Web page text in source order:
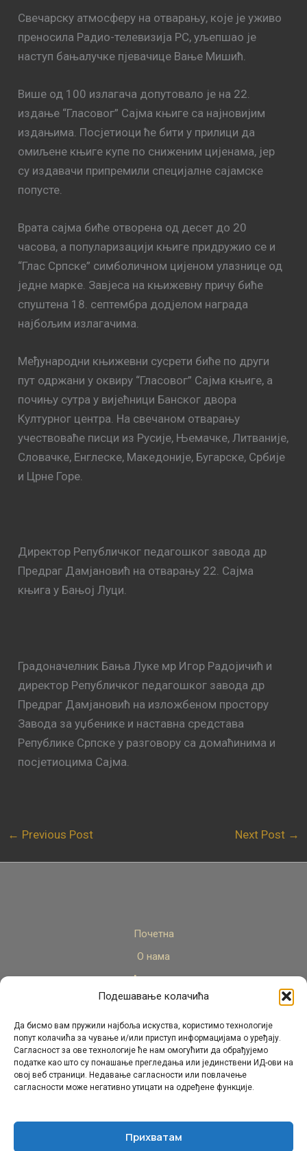
Подешавање колачића
Да бисмо вам пружили најбоља искуства, користимо технологије
попут колачића за чување и/или приступ информацијама о уређају.
Сагласност за ове технологије ће нам омогућити да обрађујемо
податке као што су понашање прегледања или јединствени ИД-ови на
овој веб страници. Недавање сагласности или повлачење
сагласности може негативно утицати на одређене функције.
Прихватам
Свечарску атмосферу на отварању, које је уживо
преносила Радио-телевизија РС, уљепшао је
наступ бањалучке пјевачице Вање Мишић.
Више од 100 излагача допутовало је на 22.
издање “Гласовог” Сајма књиге са најновијим
издањима. Посјетиоци ће бити у прилици да
омиљене књиге купе по сниженим цијенама, јер
су издавачи припремили специјалне сајамске
попусте.
Врата сајма биће отворена од десет до 20
часова, а популаризацији књиге придружио се и
“Глас Српске” симболичном цијеном улазнице од
једне марке. Завјеса на књижевну причу биће
спуштена 18. септембра додјелом награда
најбољим излагачима.
Међународни књижевни сусрети биће по други
пут одржани у оквиру “Гласовог” Сајма књиге, а
почињу сутра у вијећници Банског двора
Културног центра. На свечаном отварању
учествоваће писци из Русије, Њемачке, Литваније,
Словачке, Енглеске, Македоније, Бугарске, Србије
и Црне Горе.
Директор Републичког педагошког завода др
Предраг Дамјановић на отварању 22. Сајма
књига у Бањој Луци.
Градоначелник Бања Луке мр Игор Радојичић и
директор Републичког педагошког завода др
Предраг Дамјановић на изложбеном простору
Завода за уџбенике и наставна средставa
Републике Српске у разговору са домаћинима и
посјетиоцима Сајма.
← Previous Post Next Post →
Почетна
О нама
Актуелно
Стручни кадар
Пројекти
Архива
Контакт